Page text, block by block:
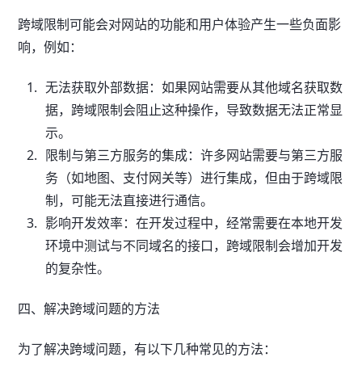
跨域限制可能会对网站的功能和用户体验产生一些负面影
响，例如：
无法获取外部数据：如果网站需要从其他域名获取数
据，跨域限制会阻止这种操作，导致数据无法正常显
示。
限制与第三方服务的集成：许多网站需要与第三方服
务（如地图、支付网关等）进行集成，但由于跨域限
制，可能无法直接进行通信。
影响开发效率：在开发过程中，经常需要在本地开发
环境中测试与不同域名的接口，跨域限制会增加开发
的复杂性。
四、解决跨域问题的方法
为了解决跨域问题，有以下几种常见的方法：